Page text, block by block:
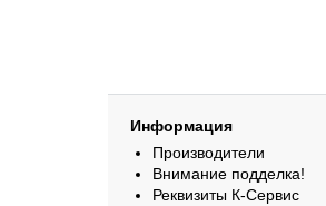
Информация
Производители
Внимание подделка!
Реквизиты К-Сервис